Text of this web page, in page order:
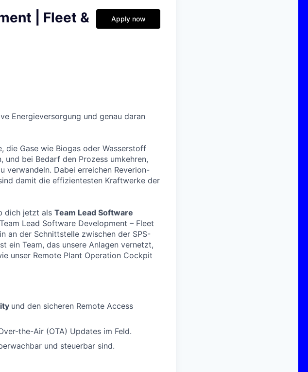
| Fleet &
Apply now
Energieversorgung und genau daran
die Gase wie Biogas oder Wasserstoff
und bei Bedarf den Prozess umkehren,
verwandeln. Dabei erreichen Reverion-
damit die effizientesten Kraftwerke der
dich jetzt als Team Lead Software
Lead Software Development – Fleet
an der Schnittstelle zwischen der SPS-
ein Team, das unsere Anlagen vernetzt,
unser Remote Plant Operation Cockpit
und den sicheren Remote Access
the-Air (OTA) Updates im Feld.
und steuerbar sind.